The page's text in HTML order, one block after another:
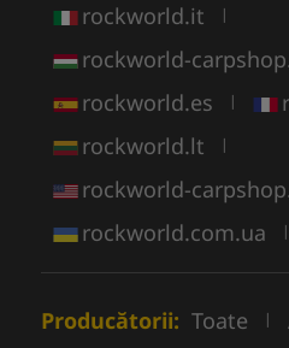
rockworld.it |
rockworld-
rockworld.es |
rockworld.lt |
rockworld-
rockworld.com.ua |
Producătorii: Toate |